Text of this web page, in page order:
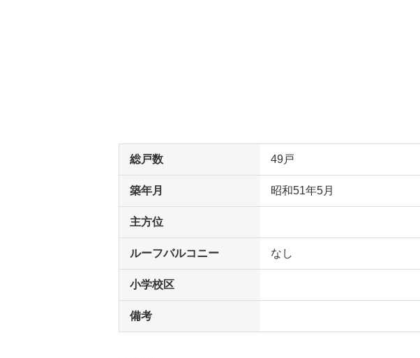
総戸数 49戸
築年月 昭和51年5月
主方位
ルーフバルコニー なし
小学校区
備考